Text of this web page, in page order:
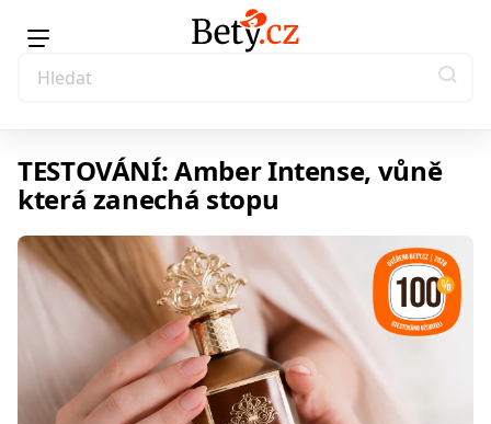
TESTOVÁNÍ: Amber Intense, vůně
která zanechá stopu